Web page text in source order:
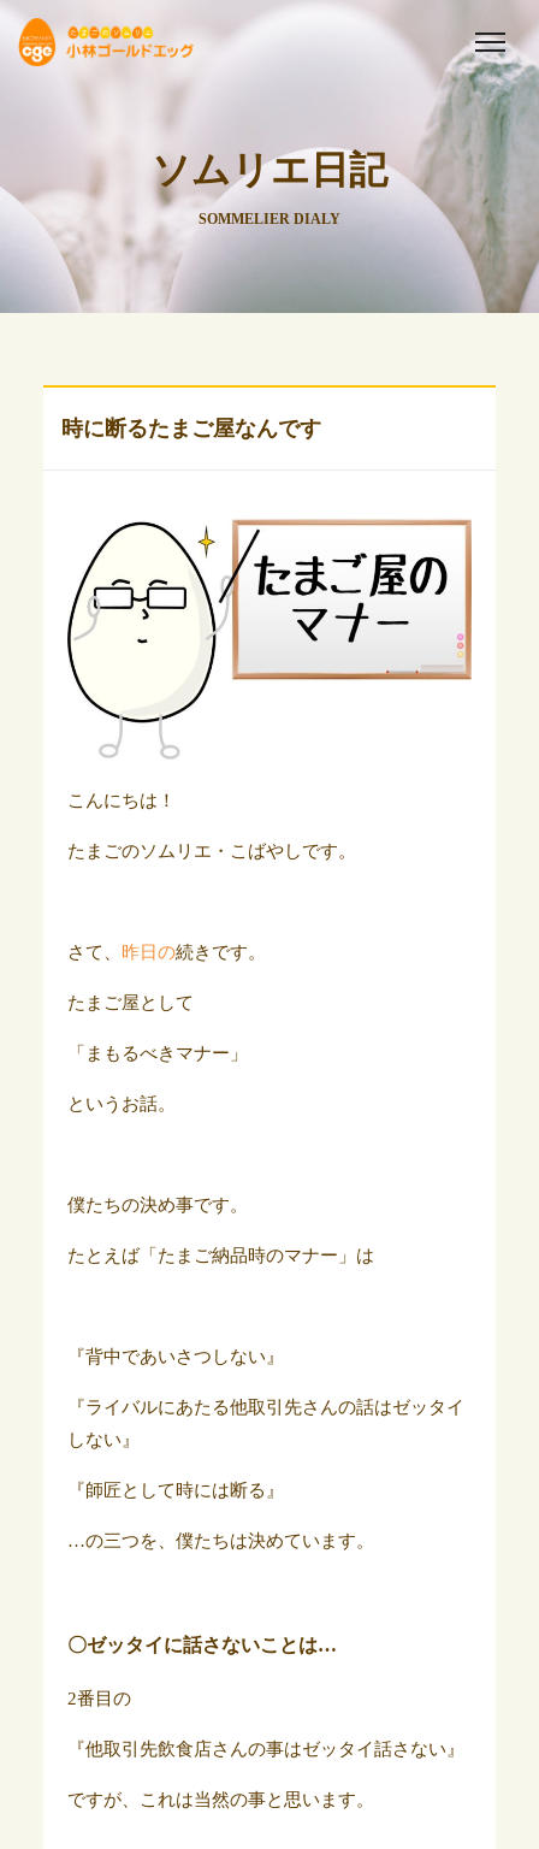
ソムリエ日記
SOMMELIER DIALY
時に断るたまご屋なんです
こんにちは！
たまごのソムリエ・こばやしです。
さて、 昨日の続きです。
たまご屋として
「まもるべきマナー」
というお話。
僕たちの決め事です。
たとえば「たまご納品時のマナー」は
『背中であいさつしない』
『ライバルにあたる他取引先さんの話はゼッタイ
しない』
『師匠として時には断る』
…の三つを、僕たちは決めています。
〇ゼッタイに話さないことは…
2番目の
『他取引先飲食店さんの事はゼッタイ話さない』
ですが、これは当然の事と思います。